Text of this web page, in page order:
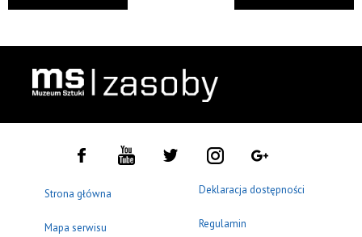
Strona główna
Mapa serwisu
Deklaracja dostępności
Regulamin